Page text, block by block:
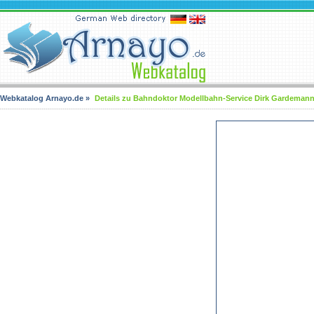
Webkatalog Arnayo.de » Details zu Bahndoktor Modellbahn-Service Dirk